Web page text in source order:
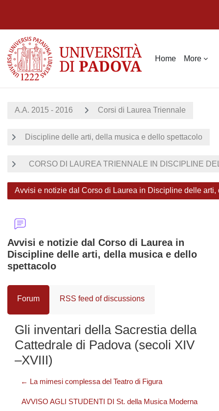
Home More
A.A. 2015 - 2016 Corsi di Laurea Triennale
Discipline delle arti, della musica e dello spettacolo
CORSO DI LAUREA TRIENNALE IN DISCIPLINE
Avvisi e notizie dal Corso di Laurea in Discipline delle
Avvisi e notizie dal Corso di Laurea in
Discipline delle arti, della musica e dello
spettacolo
Forum RSS feed of discussions
Gli inventari della Sacrestia della
Cattedrale di Padova (secoli XIV
–XVIII)
← La mimesi complessa del Teatro di Figura
AVVISO AGLI STUDENTI DI St. della Musica Moderna